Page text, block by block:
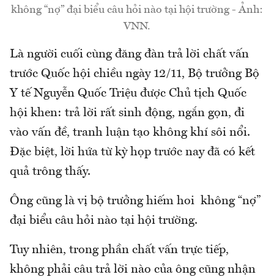
không “nợ” đại biểu câu hỏi nào tại hội trường - Ảnh:
VNN.
Là người cuối cùng đăng đàn trả lời chất vấn
trước Quốc hội chiều ngày 12/11, Bộ trưởng Bộ
Y tế Nguyễn Quốc Triệu được Chủ tịch Quốc
hội khen: trả lời rất sinh động, ngắn gọn, đi
vào vấn đề, tranh luận tạo không khí sôi nổi.
Đặc biệt, lời hứa từ kỳ họp trước nay đã có kết
quả trông thấy.
Ông cũng là vị bộ trưởng hiếm hoi không “nợ”
đại biểu câu hỏi nào tại hội trường.
Tuy nhiên, trong phần chất vấn trực tiếp,
không phải câu trả lời nào của ông cũng nhận